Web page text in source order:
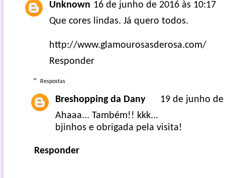
Unknown 16 de junho de 2016 às 10:17
Que cores lindas. Já quero todos.
http://www.glamourosasderosa.com/
Responder
Respostas
Breshopping da Dany
19 de junho
Ahaaa... Também!! kkk...
bjinhos e obrigada pela visita!
Responder